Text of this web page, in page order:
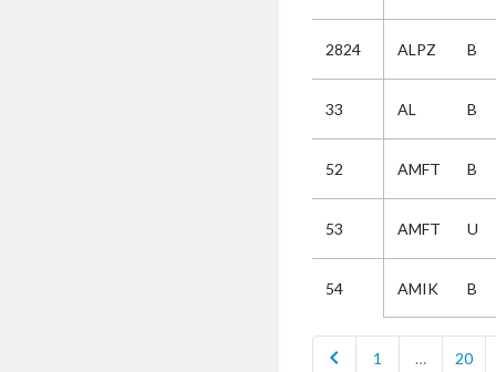
2824 ALPZ B
33 AL B
52 AMFT B
53 AMFT U
54 AMIK B
chevron_left 1 … 20